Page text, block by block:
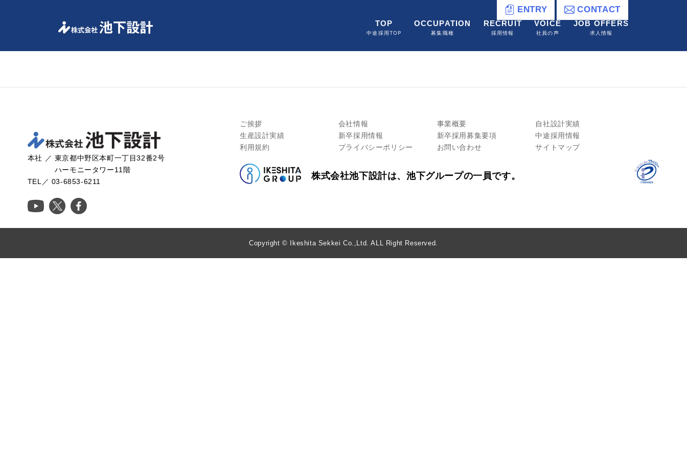
ENTRY CONTACT
TOP
中途採用TOP
OCCUPATION
募集職種
RECRUIT
採用情報
VOICE
社員の声
JOB OFFERS
求人情報
本社 ／ 東京都中野区本町一丁目32番2号
ハーモニータワー11階
TEL／ 03-6853-6211
ご挨拶 会社情報 事業概要
自社設計実績
生産設計実績
新卒採用情報 新卒採用募集要項
中途採用情報
利用規約
プライバシーポリシー お問い合わせ サイトマップ
株式会社池下設計は、池下グループの一員です。
Copyright © Ikeshita Sekkei Co.,Ltd. ALL Right Reserved.